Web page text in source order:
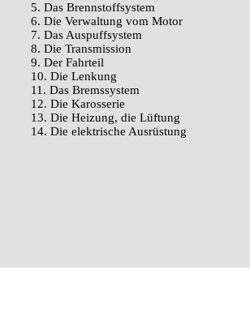
5. Das Brennstoffsystem
6. Die Verwaltung vom Motor
7. Das Auspuffsystem
8. Die Transmission
9. Der Fahrteil
10. Die Lenkung
11. Das Bremssystem
12. Die Karosserie
13. Die Heizung, die Lüftung
14. Die elektrische Ausrüstung